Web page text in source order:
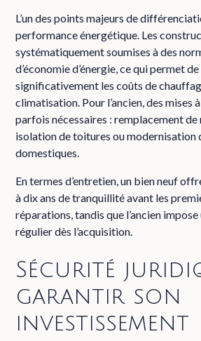
L’un des points majeurs de
performance énergétique. Les
systématiquement soumises à des
d’économie d’énergie, ce qui permet
significativement les coûts de
climatisation. Pour l’ancien, des mises
parfois nécessaires : remplacement de
isolation de toitures ou modernisation
domestiques.
En termes d’entretien, un bien neuf
à dix ans de tranquillité avant les
réparations, tandis que l’ancien
régulier dès l’acquisition.
Sécurité
garantir son
investissement